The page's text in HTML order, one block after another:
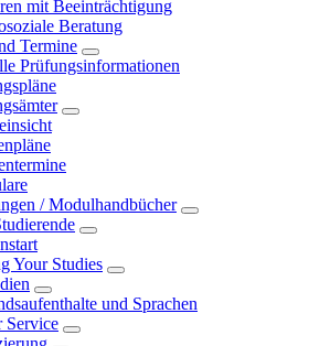
mit Beeinträchtigung
Beratung
Termine
Prüfungsinformationen
/ Modulhandbücher
Your Studies
und Sprachen
Service